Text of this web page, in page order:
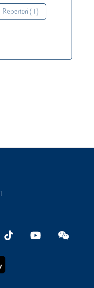
Repertori ( 1 )